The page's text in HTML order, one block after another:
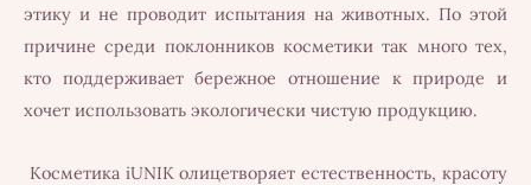
этику и не проводит испытания на животных. По этой
причине среди поклонников косметики так много тех,
кто поддерживает бережное отношение к природе и
хочет использовать экологически чистую продукцию.
Косметика iUNIK олицетворяет естественность, красоту